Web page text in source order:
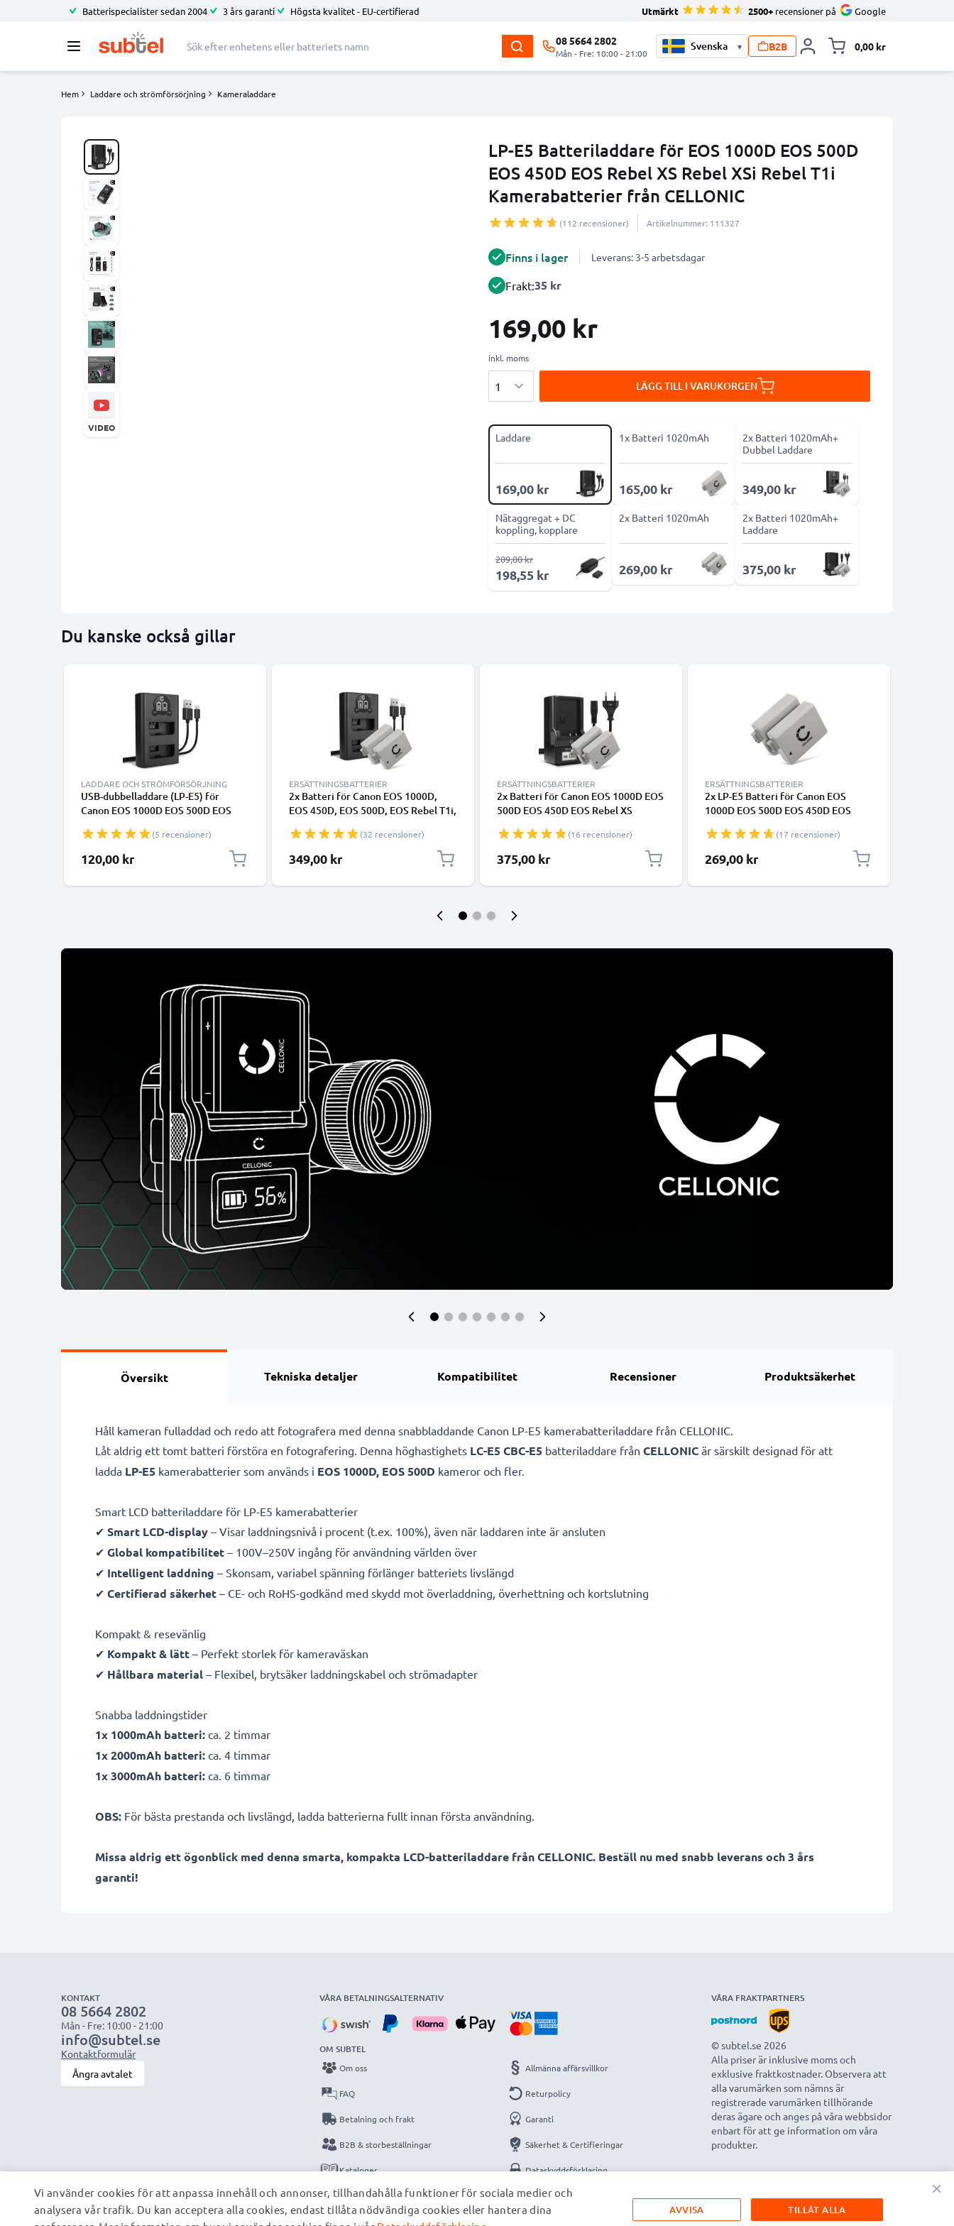
Batterispecialister sedan 2004 3 års garanti Högsta kvalitet - EU-certifierad Utmärkt 2500+ recensioner på Google
08 5664 2802
Mån - Fre: 10:00 - 21:00
▾ B2B 0,00 kr
Hem Laddare och strömförsörjning Kameraladdare
LP-E5 Batteriladdare för EOS 1000D EOS 500D
EOS 450D EOS Rebel XS Rebel XSi Rebel T1i
Kamerabatterier från CELLONIC
(112 recensioner) Artikelnummer: 111327
VIDEO
Finns i lager Leverans: 3-5 arbetsdagar
Frakt:35 kr
169,00 kr
inkl. moms
LÄGG TILL I VARUKORGEN
Laddare
169,00 kr
1x Batteri 1020mAh
165,00 kr
2x Batteri 1020mAh+
Dubbel Laddare
349,00 kr
Nätaggregat + DC
koppling, kopplare
198,55 kr
209,00 kr
2x Batteri 1020mAh
269,00 kr
2x Batteri 1020mAh+
Laddare
375,00 kr
Du kanske också gillar
LADDARE OCH STRÖMFÖRSÖRJNING
USB-dubbelladdare (LP-E5) för
Canon EOS 1000D EOS 500D EOS
T1i + 1m + USB Kabel från CELLONIC
(5 recensioner)
120,00 kr
ERSÄTTNINGSBATTERIER
2x Batteri för Canon EOS 1000D,
EOS 450D, EOS 500D, EOS Rebel T1i,
med hög 1020mAh kapacitet +
dubbelladdare med USB-uttag för
uppladdningsbara kamerabatteri
(32 recensioner)
349,00 kr
ERSÄTTNINGSBATTERIER
2x Batteri för Canon EOS 1000D EOS
500D EOS 450D EOS Rebel XS
+ laddare för uppladdningsbara
kamerabatterier
(16 recensioner)
375,00 kr
ERSÄTTNINGSBATTERIER
2x LP-E5 Batteri för Canon EOS
1000D EOS 500D EOS 450D EOS
ersättningsbatteri med lång
batteritid
(17 recensioner)
269,00 kr
Översikt Tekniska detaljer Kompatibilitet Recensioner Produktsäkerhet
Håll kameran fulladdad och redo att fotografera med denna snabbladdande Canon LP-E5 kamerabatteriladdare från CELLONIC.
Låt aldrig ett tomt batteri förstöra en fotografering. Denna höghastighets LC-E5 CBC-E5 batteriladdare från CELLONIC är särskilt designad för att
ladda LP-E5 kamerabatterier som används i EOS 1000D, EOS 500D kameror och fler.
Smart LCD batteriladdare för LP-E5 kamerabatterier
✔ Smart LCD-display – Visar laddningsnivå i procent (t.ex. 100%), även när laddaren inte är ansluten
✔ Global kompatibilitet – 100V–250V ingång för användning världen över
✔ Intelligent laddning – Skonsam, variabel spänning förlänger batteriets livslängd
✔ Certifierad säkerhet – CE- och RoHS-godkänd med skydd mot överladdning, överhettning och kortslutning
Kompakt & resevänlig
✔ Kompakt & lätt – Perfekt storlek för kameraväskan
✔ Hållbara material – Flexibel, brytsäker laddningskabel och strömadapter
Snabba laddningstider
1x 1000mAh batteri: ca. 2 timmar
1x 2000mAh batteri: ca. 4 timmar
1x 3000mAh batteri: ca. 6 timmar
OBS: För bästa prestanda och livslängd, ladda batterierna fullt innan första användning.
Missa aldrig ett ögonblick med denna smarta, kompakta LCD-batteriladdare från CELLONIC. Beställ nu med snabb leverans och 3 års
garanti!
KONTAKT
08 5664 2802
Mån - Fre: 10:00 - 21:00
info@subtel.se
Kontaktformulär
Ångra avtalet
VÅRA BETALNINGSALTERNATIV
OM SUBTEL
Om oss
FAQ
Betalning och frakt
B2B & storbeställningar
Kataloger
Kontakt
Allmänna affärsvillkor
Returpolicy
Garanti
Säkerhet & Certifieringar
Dataskyddsförklaring
Impressum
VÅRA FRAKTPARTNERS
© subtel.se 2026
Alla priser är inklusive moms och
exklusive fraktkostnader. Observera att
alla varumärken som nämns är
registrerade varumärken tillhörande
deras ägare och anges på våra webbsidor
enbart för att ge information om våra
produkter.
×
Vi använder cookies för att anpassa innehåll och annonser, tillhandahålla funktioner för sociala medier och
analysera vår trafik. Du kan acceptera alla cookies, endast tillåta nödvändiga cookies eller hantera dina
TILLÅT ALLA
AVVISA